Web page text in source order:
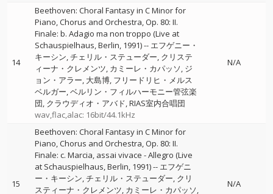
14
Beethoven: Choral Fantasy in C Minor for
Piano, Chorus and Orchestra, Op. 80: II.
Finale: b. Adagio ma non troppo (Live at
Schauspielhaus, Berlin, 1991)-- エフゲニー・
キーシン チェリル・ステューダー クリステ
ィーナ・クレメンツ カミーレ・カパッソ ジ
ョン・アラー 大島博 フリードリヒ・メルス
ベルガー ベルリン・フィルハーモニー管弦楽
団 クラウディオ・アバド RIAS室内合唱団
wav,flac,alac: 16bit/44.1kHz
N/A
15
Beethoven: Choral Fantasy in C Minor for
Piano, Chorus and Orchestra, Op. 80: II.
Finale: c. Marcia, assai vivace - Allegro (Live
at Schauspielhaus, Berlin, 1991)-- エフゲニ
ー・キーシン チェリル・ステューダー クリ
スティーナ・クレメンツ カミーレ・カパッソ
N/A